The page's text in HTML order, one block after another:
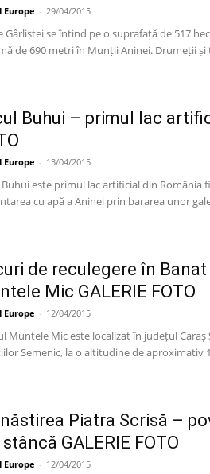
Europe - 29/04/2015
Gârliștei se întind pe o suprafață de 517
de 690 metri în Munții Aninei. Drumeții și
Buhui – primul lac
Europe - 13/04/2015
Buhui este primul lac artificial din România
cu apă a Aninei prin bararea unor
de reculegere în Banat
Mic GALERIE FOTO
Europe - 12/04/2015
Muntele Mic este localizat în județul Caraș
Semenic, la o altitudine de aproximativ
Piatra Scrisă –
GALERIE FOTO
Europe - 12/04/2015